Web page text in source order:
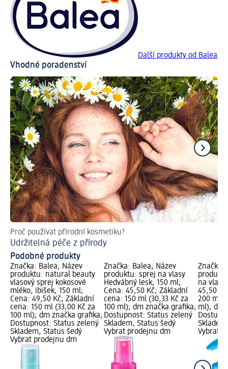
Další produkty od Balea
Vhodné poradenství
Proč používat přírodní kosmetiku?
Udržitelná péče z přírody
Podobné produkty
Značka: Balea; Název
produktu: natural beauty
vlasový sprej kokosové
mléko, ibišek, 150 ml;
Cena: 49,50 Kč; Základní
cena: 150 ml (33,00 Kč za
100 ml); dm značka grafika;
Dostupnost: Status zelený
Skladem, Status šedý
Vybrat prodejnu dm
Značka: Balea; Název
produktu: sprej na vlasy
Hedvábný lesk, 150 ml;
Cena: 45,50 Kč; Základní
cena: 150 ml (30,33 Kč za
100 ml); dm značka grafika;
Dostupnost: Status zelený
Skladem, Status šedý
Vybrat prodejnu dm
Značka:
na
45,50
200 ml
ml); dm
Vybrat